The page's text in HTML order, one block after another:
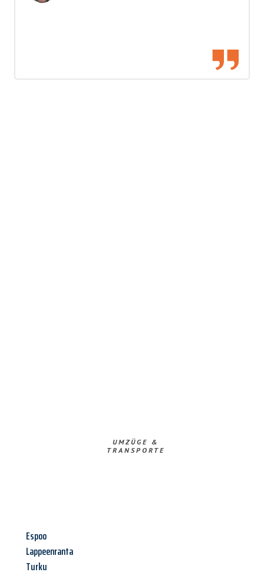
UMZÜGE &
TRANSPORTE
Espoo
Lappeenranta
Turku